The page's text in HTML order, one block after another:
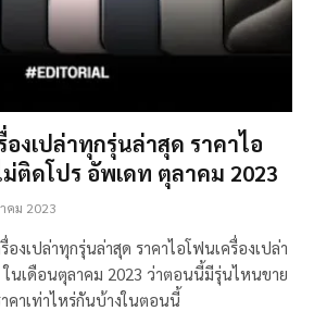
องเปล่าทุกรุ่นล่าสุด ราคาไอ
ม่ติดโปร อัพเดท ตุลาคม 2023
คม 2023
องเปล่าทุกรุ่นล่าสุด ราคาไอโฟนเครื่องเปล่า
นเดือนตุลาคม 2023 ว่าตอนนี้มีรุ่นไหนขาย
คาเท่าไหร่กันบ้างในตอนนี้